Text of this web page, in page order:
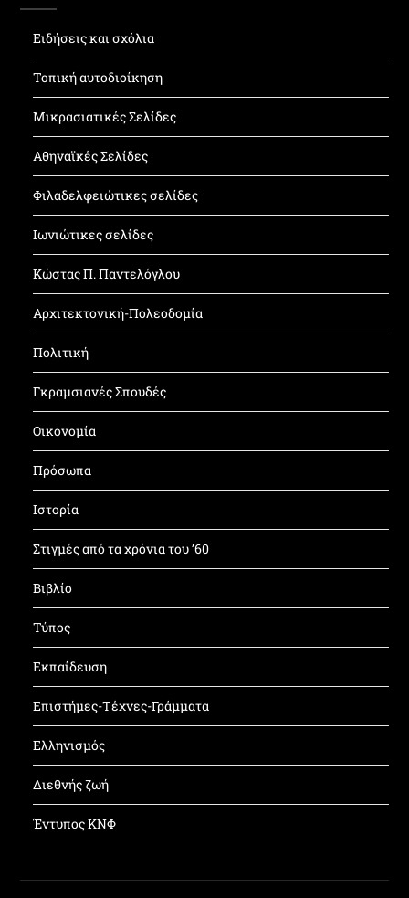
Ειδήσεις και σχόλια
Τοπική αυτοδιοίκηση
Μικρασιατικές Σελίδες
Αθηναϊκές Σελίδες
Φιλαδελφειώτικες σελίδες
Ιωνιώτικες σελίδες
Κώστας Π. Παντελόγλου
Αρχιτεκτονική-Πολεοδομία
Πολιτική
Γκραμσιανές Σπουδές
Οικονομία
Πρόσωπα
Ιστορία
Στιγμές από τα χρόνια του ’60
Βιβλίο
Τύπος
Εκπαίδευση
Επιστήμες-Τέχνες-Γράμματα
Ελληνισμός
Διεθνής ζωή
Έντυπος ΚΝΦ